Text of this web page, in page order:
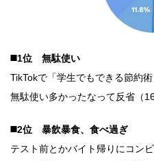
◼️1位 無駄使い
TikTokで「学生でもできる節約
無駄使い多かったなって反省（
◼️2位 暴飲暴食、食べ過ぎ
テスト前とかバイト帰りにコン